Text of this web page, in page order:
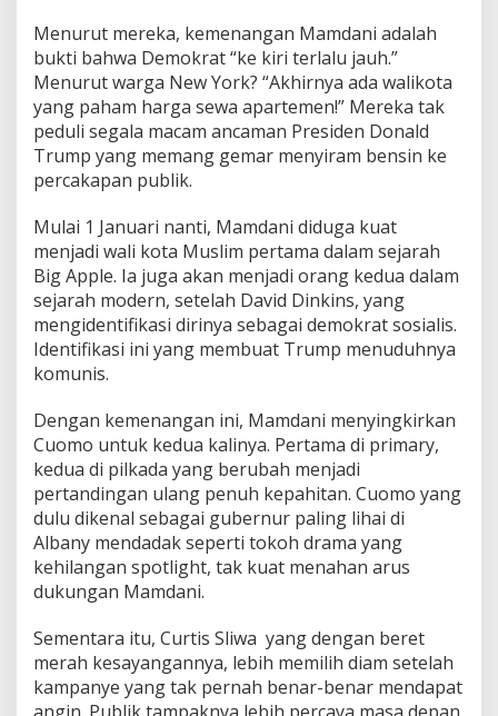
Menurut mereka, kemenangan Mamdani adalah
bukti bahwa Demokrat “ke kiri terlalu jauh.”
Menurut warga New York? “Akhirnya ada walikota
yang paham harga sewa apartemen!” Mereka tak
peduli segala macam ancaman Presiden Donald
Trump yang memang gemar menyiram bensin ke
percakapan publik.
Mulai 1 Januari nanti, Mamdani diduga kuat
menjadi wali kota Muslim pertama dalam sejarah
Big Apple. Ia juga akan menjadi orang kedua dalam
sejarah modern, setelah David Dinkins, yang
mengidentifikasi dirinya sebagai demokrat sosialis.
Identifikasi ini yang membuat Trump menuduhnya
komunis.
Dengan kemenangan ini, Mamdani menyingkirkan
Cuomo untuk kedua kalinya. Pertama di primary,
kedua di pilkada yang berubah menjadi
pertandingan ulang penuh kepahitan. Cuomo yang
dulu dikenal sebagai gubernur paling lihai di
Albany mendadak seperti tokoh drama yang
kehilangan spotlight, tak kuat menahan arus
dukungan Mamdani.
Sementara itu, Curtis Sliwa yang dengan beret
merah kesayangannya, lebih memilih diam setelah
kampanye yang tak pernah benar-benar mendapat
angin. Publik tampaknya lebih percaya masa depan